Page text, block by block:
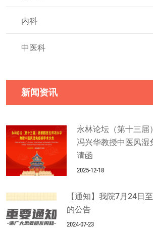
内科
中医科
新闻资讯
永林论坛（第十三届
冯兴华教授中医风湿
请函
2025-12-18
【通知】我院7月24日
的公告
2024-07-23